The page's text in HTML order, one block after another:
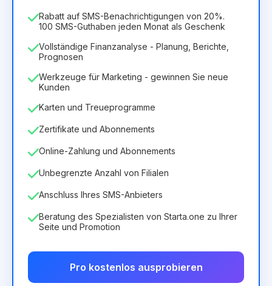
Rabatt auf SMS-Benachrichtigungen von 20%.
100 SMS-Guthaben jeden Monat als Geschenk
Vollständige Finanzanalyse - Planung, Berichte,
Prognosen
Werkzeuge für Marketing - gewinnen Sie neue
Kunden
Karten und Treueprogramme
Zertifikate und Abonnements
Online-Zahlung und Abonnements
Unbegrenzte Anzahl von Filialen
Anschluss Ihres SMS-Anbieters
Beratung des Spezialisten von Starta.one zu Ihrer
Seite und Promotion
Pro kostenlos ausprobieren